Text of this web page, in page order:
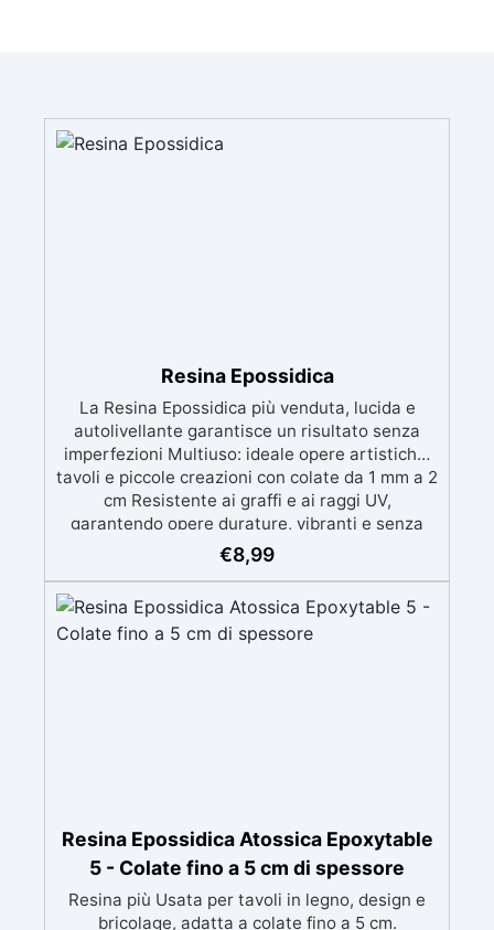
Resina Epossidica
La Resina Epossidica più venduta, lucida e
autolivellante garantisce un risultato senza
imperfezioni Multiuso: ideale opere artistiche,
tavoli e piccole creazioni con colate da 1 mm a 2
cm Resistente ai graffi e ai raggi UV,
garantendo opere durature, vibranti e senza
ingiallimenti nel tempo Bassa viscosità e
formula anti-bolle per risultati impeccabili,
Certificata Atossica post catalisi per contatto
con la pelle, BPA free e VoC Free
€8,99
Resina Epossidica Atossica Epoxytable
5 - Colate fino a 5 cm di spessore
Resina più Usata per tavoli in legno, design e
bricolage, adatta a colate fino a 5 cm.